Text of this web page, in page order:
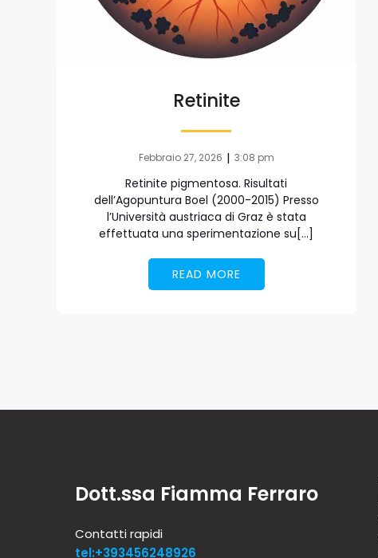
Retinite
Febbraio 27, 2026 | 3:08 pm
Retinite pigmentosa. Risultati
dell’Agopuntura Boel (2000-2015) Presso
l’Università austriaca di Graz è stata
effettuata una sperimentazione su[…]
READ MORE
Dott.ssa Fiamma Ferraro
Contatti rapidi
tel:+393456248926